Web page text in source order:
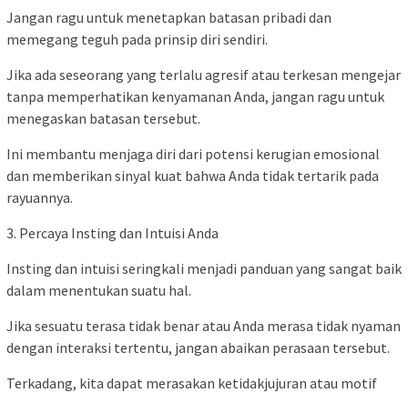
Jangan ragu untuk menetapkan batasan pribadi dan
memegang teguh pada prinsip diri sendiri.
Jika ada seseorang yang terlalu agresif atau terkesan mengejar
tanpa memperhatikan kenyamanan Anda, jangan ragu untuk
menegaskan batasan tersebut.
Ini membantu menjaga diri dari potensi kerugian emosional
dan memberikan sinyal kuat bahwa Anda tidak tertarik pada
rayuannya.
3. Percaya Insting dan Intuisi Anda
Insting dan intuisi seringkali menjadi panduan yang sangat baik
dalam menentukan suatu hal.
Jika sesuatu terasa tidak benar atau Anda merasa tidak nyaman
dengan interaksi tertentu, jangan abaikan perasaan tersebut.
Terkadang, kita dapat merasakan ketidakjujuran atau motif